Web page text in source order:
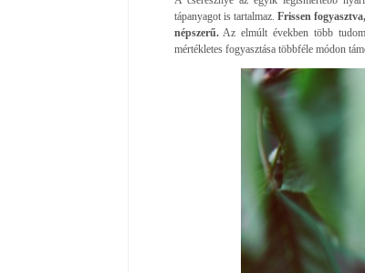
tápanyagot is tartalmaz. Frissen
népszerű.Az elmúlt években több
mértékletes fogyasztása többféle módon